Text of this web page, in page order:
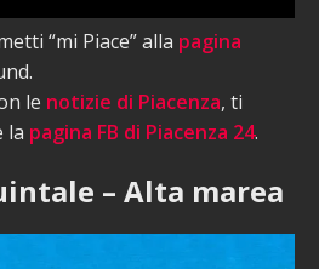
“mi Piace” alla pagina
le notizie di Piacenza, ti
la pagina FB di Piacenza 24.
– Alta marea